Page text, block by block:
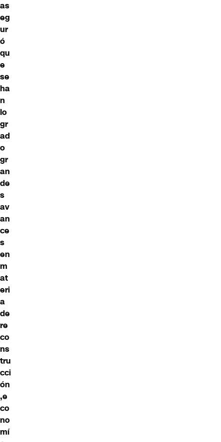
as
eg
ur
ó
qu
e
se
ha
n
lo
gr
ad
o
gr
an
de
s
av
an
ce
s
en
m
at
eri
a
de
re
co
ns
tru
cci
ón
,e
co
no
mí